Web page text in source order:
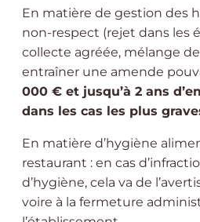
En matière de gestion des
non-respect (rejet dans les
collecte agréée, mélange
entraîner une amende
000 € et jusqu’à 2 ans
dans les cas les plus
En matière d’hygiène
restaurant : en cas
d’hygiène, cela va de
voire à la fermeture